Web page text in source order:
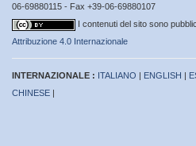
06-69880115 - Fax +39-06-69880107
I contenuti del sito sono
Attribuzione 4.0 Internazionale
INTERNAZIONALE : ITALIANO | ENGLISH |
CHINESE |